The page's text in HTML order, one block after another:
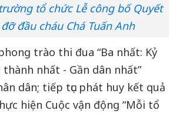
tổ chức Lễ công bố Quyết
đầu cháu Chá Tuấn Anh
trào thi đua “Ba nhất: Kỷ
nhất - Gần dân nhất”
dân; tiếp tục phát huy kết quả
hiện Cuộc vận động “Mỗi tổ